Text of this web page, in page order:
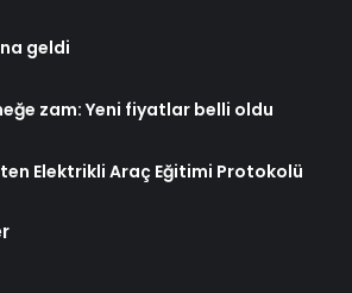
geldi
zam: Yeni fiyatlar belli oldu
Elektrikli Araç Eğitimi Protokolü